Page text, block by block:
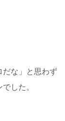
だな」と思わず
した。